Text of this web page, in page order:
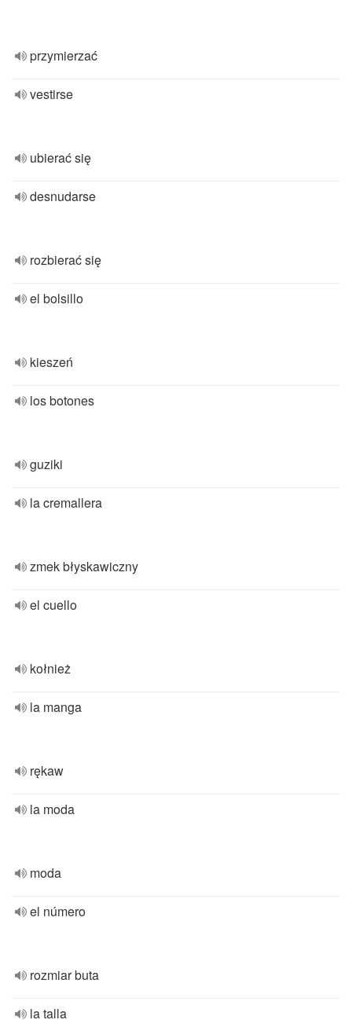
przymierzać
vestirse
ubierać się
desnudarse
rozbierać się
el bolsillo
kieszeń
los botones
guziki
la cremallera
zmek błyskawiczny
el cuello
kołnież
la manga
rękaw
la moda
moda
el número
rozmiar buta
la talla